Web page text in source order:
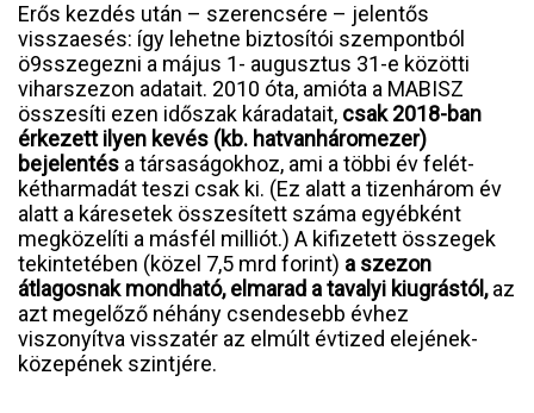
Erős kezdés után – szerencsére – jelentős
visszaesés: így lehetne biztosítói szempontból
ö9sszegezni a május 1- augusztus 31-e közötti
viharszezon adatait. 2010 óta, amióta a MABISZ
összesíti ezen időszak káradatait, csak 2018-ban
érkezett ilyen kevés (kb. hatvanháromezer)
bejelentés a társaságokhoz, ami a többi év felét-
kétharmadát teszi csak ki. (Ez alatt a tizenhárom év
alatt a káresetek összesített száma egyébként
megközelíti a másfél milliót.) A kifizetett összegek
tekintetében (közel 7,5 mrd forint) a szezon
átlagosnak mondható, elmarad a tavalyi kiugrástól,az
azt megelőző néhány csendesebb évhez
viszonyítva visszatér az elmúlt évtized elejének-
közepének szintjére.